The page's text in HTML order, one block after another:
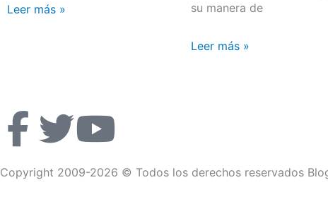
Leer más »
su manera de
Leer más »
F
a
T
w
Y
o
Copyright 2009-2026 © Todos los derechos reservados